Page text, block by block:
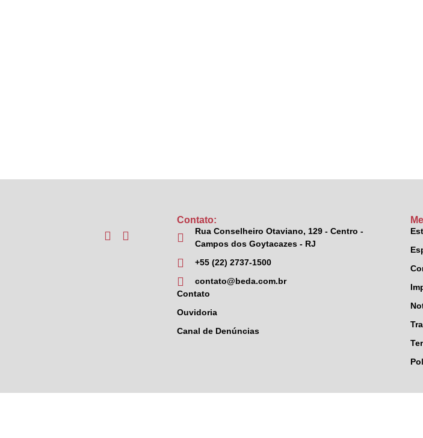
Contato:
Rua Conselheiro Otaviano, 129 - Centro -
Campos dos Goytacazes - RJ
+55 (22) 2737-1500
contato@beda.com.br
Contato
Ouvidoria
Canal de Denúncias